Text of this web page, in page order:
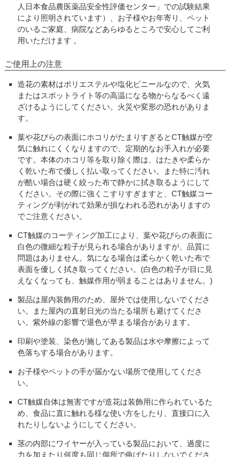
人日本食品農医薬品安全性評価センター」での試験結果
により照明されています）、お子様やお年寄り、ペット
のいるご家庭、病院などあらゆるところで安心してご利
用いただけます 。
ご使用上の注意
造花の素材はポリエステルや塩化ビニールなので、火気
またはスポットライト等の高温になる物からなるべく遠
ざけるようにしてください。火災や変形の恐れがありま
す。
葉や花びらの表面にホコリがたまりすぎるとCT触媒が空
気に触れにくくなりますので、定期的なお手入れが必要
です。本体のホコリ等を取り除く際は、はたきや柔らか
く乾いた布で優しく払い取ってください。また特に汚れ
が酷い場合は硬く絞った布で静かに拭き取るようにして
ください。その際に強くこすりすぎますと、CT触媒コー
ティングが剥がれて効果が損なわれる恐れがありますの
でご注意ください。
CT触媒のコーティング加工により、葉や花びらの表面に
白色の微細な粒子が見られる場合がありますが、品質に
問題はありません。気になる場合は柔らかく乾いた布で
表面を優しく拭き取ってください。(白色の粒子が目に見
えなくなっても、触媒作用が弱まることはありません。)
製品は屋内装飾用のため、屋外では使用しないでくださ
い。また屋内の直射日光の当たる場所も避けてくださ
い。紫外線の影響で退色が早まる場合があります。
印刷や塗装、染色が施してある製品は水や摩擦によって
色落ちする場合があります。
お子様やペットの手が届かない場所で使用してくださ
い。
CT触媒自体は無害ですが造花は装飾用に作られているた
め、食品に直に触れる様な使い方をしたり、直接口に入
れたりしないようにしてください。
茎の内部にワイヤーが入っている製品において、過度に
力を加えたり何度も同じ個所で曲げたりしないでくださ